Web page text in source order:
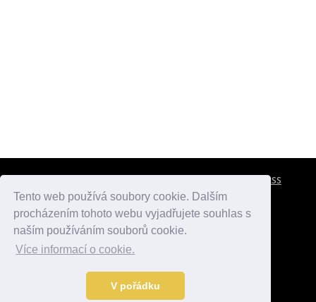
Tento web používá soubory cookie. Dalším
procházením tohoto webu vyjadřujete souhlas s
naším používáním souborů cookie.
Více informací o cookie.
V pořádku
RSS
atlaspamatek.info
Data o počasí jsou přebírána z
Kontakt:mail@desperado.cz